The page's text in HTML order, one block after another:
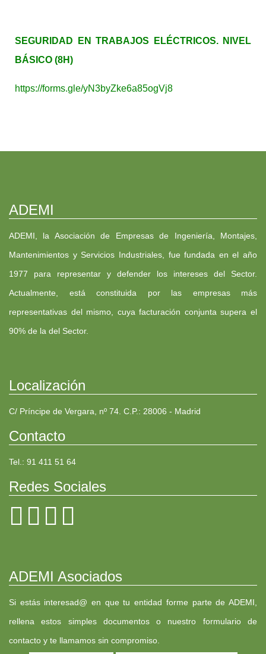
SEGURIDAD EN TRABAJOS ELÉCTRICOS. NIVEL
BÁSICO (8H)
https://forms.gle/yN3byZke6a85ogVj8
ADEMI
ADEMI, la Asociación de Empresas de Ingeniería, Montajes,
Mantenimientos y Servicios Industriales, fue fundada en el año
1977 para representar y defender los intereses del Sector.
Actualmente, está constituida por las empresas más
representativas del mismo, cuya facturación conjunta supera el
90% de la del Sector.
Localización
C/ Príncipe de Vergara, nº 74. C.P.: 28006 - Madrid
Contacto
Tel.: 91 411 51 64
Redes Sociales
ADEMI Asociados
Si estás interesad@ en que tu entidad forme parte de ADEMI,
rellena estos simples documentos o nuestro formulario de
contacto y te llamamos sin compromiso.